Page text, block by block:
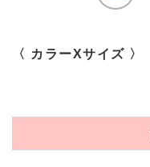
〈 カラーXサイズ 〉